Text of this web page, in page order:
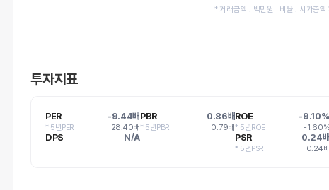
* 거래금액 : 백만원 | 비율 : 시가총액
투자지표
PER -9.44배
* 5년PER 28.40배
PBR 0.86배
* 5년PBR 0.79배
ROE -9.10%
* 5년ROE -1.60%
DPS N/A PSR 0.24배
* 5년PSR 0.24배